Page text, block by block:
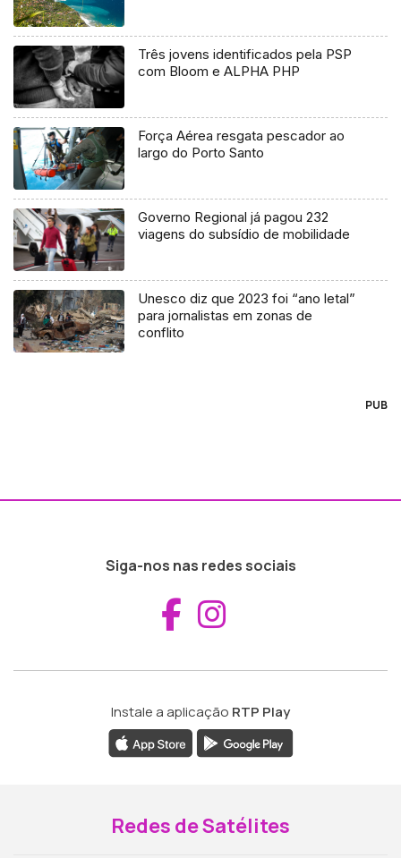
Três jovens identificados pela PSP
com Bloom e ALPHA PHP
Força Aérea resgata pescador ao
largo do Porto Santo
Governo Regional já pagou 232
viagens do subsídio de mobilidade
Unesco diz que 2023 foi “ano letal”
para jornalistas em zonas de
conflito
PUB
Siga-nos nas redes sociais
Aceder ao
Instale a aplicação RTP Play
Redes de Satélites